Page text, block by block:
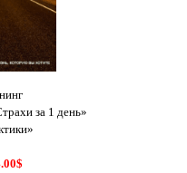
за 1 день»